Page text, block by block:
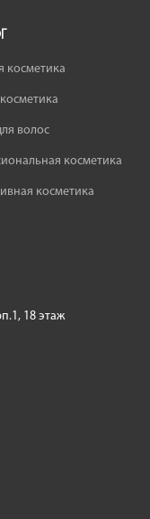
косметика
волос
косметика
косметика
18 этаж